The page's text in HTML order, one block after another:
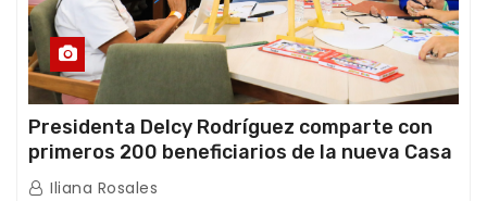
Presidenta Delcy Rodríguez comparte con
primeros 200 beneficiarios de la nueva Casa
de los Abuelos “La Primavera” en Caracas
Iliana Rosales